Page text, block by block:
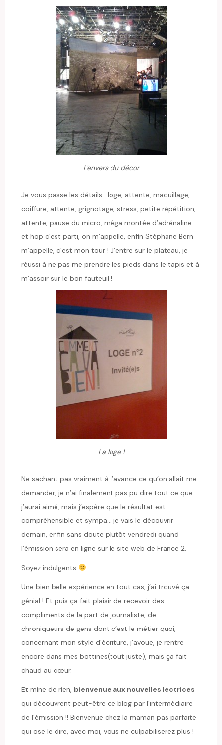
L'envers du décor
Je vous passe les détails : loge, attente, maquillage,
coiffure, attente, grignotage, stress, petite répétition,
attente, pause du micro, méga montée d’adrénaline
et hop c’est parti, on m’appelle, enfin Stéphane Bern
m’appelle, c’est mon tour ! J’entre sur le plateau, je
réussi à ne pas me prendre les pieds dans le tapis et à
m’assoir sur le bon fauteuil !
La loge !
Ne sachant pas vraiment à l’avance ce qu’on allait me
demander, je n’ai finalement pas pu dire tout ce que
j’aurai aimé, mais j’espère que le résultat est
compréhensible et sympa… je vais le découvrir
demain, enfin sans doute plutôt vendredi quand
l’émission sera en ligne sur le site web de France 2.
Soyez indulgents
Une bien belle expérience en tout cas, j’ai trouvé ça
génial ! Et puis ça fait plaisir de recevoir des
compliments de la part de journaliste, de
chroniqueurs de gens dont c’est le métier quoi,
concernant mon style d’écriture, j’avoue, je rentre
encore dans mes bottines(tout juste), mais ça fait
chaud au cœur.
Et mine de rien, bienvenue aux nouvelles lectrices
qui découvrent peut-être ce blog par l’intermédiaire
de l’émission !! Bienvenue chez la maman pas parfaite
qui ose le dire, avec moi, vous ne culpabiliserez plus !